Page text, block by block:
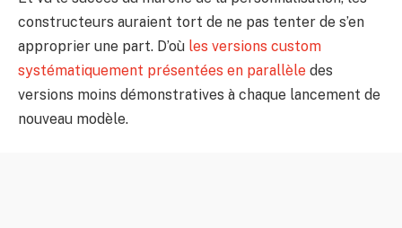
constructeurs auraient tort de ne pas tenter de s’en
approprier une part. D’où les versions custom
systématiquement présentées en parallèle des
versions moins démonstratives à chaque lancement de
nouveau modèle.